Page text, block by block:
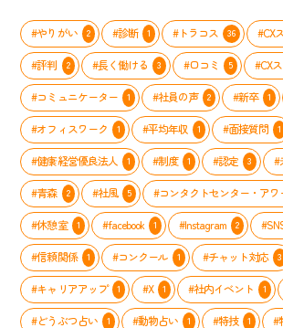
イ
ル
完
全
ガ
イ
ト
ン
タ
ー
で
輝
く
方
法
ー
リ
ー」
ン
タ
ー
が
実
施
し
た
メ
ン
バ
ー
の
「や
る
気
ス
イ
#やりがい 2 #診断 1 #トラコス 36 #CX
#評判 2 #長く働ける 3 #口コミ 5 #CX
#コミュニケーター 1 #社員の声 2 #新卒 1
#オフィスワーク 1 #平均年収 1 #面接質問 1
#健康経営優良法人 1 #制度 1 #認定 3 #
#青森 2 #社風 5 #コンタクトセンター・アワ
#休憩室 1 #facebook 1 #Instagram 2
#信頼関係 1 #コンクール 1 #チャット対応 3
#キャリアアップ 1 #X 1 #社内イベント 1
#どうぶつ占い 1 #動物占い 1 #特技 1 #